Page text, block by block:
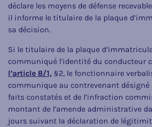
déclare les moyens de défense
il informe le titulaire de la plaque
sa décision.
Si le titulaire de la plaque
communiqué l’identité du conducteur
l’article 8/1, §2, le fonctionnaire
communique au contrevenant désigné
faits constatés et de l’infraction
montant de l’amende administrative
jours suivant la déclaration de